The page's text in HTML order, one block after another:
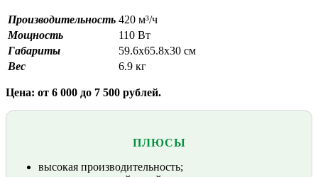
Производительность 420 м³/ч
Мощность
110 Вт
Габариты
59.6х65.8х30 см
Вес
6.9 кг
Цена: от 6 000 до 7 500 рублей.
ПЛЮСЫ
высокая производительность;